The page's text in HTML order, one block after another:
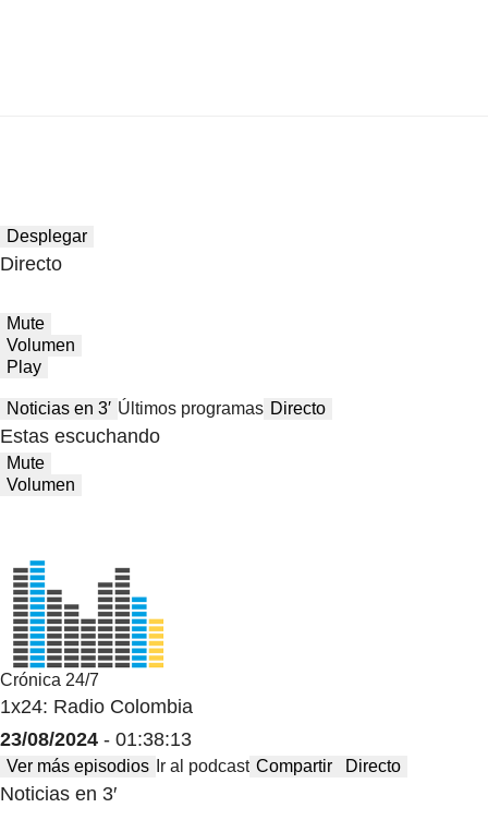
Desplegar
Directo
Mute
Volumen
Play
Noticias en 3′ Últimos programas Directo
Estas escuchando
Mute
Volumen
Crónica 24/7
1x24: Radio Colombia
23/08/2024 - 01:38:13
Ver más episodios Ir al podcast Compartir Directo
Noticias en 3′